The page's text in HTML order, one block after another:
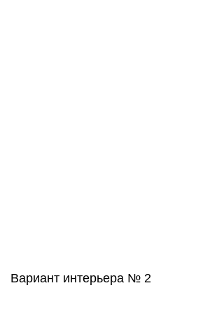
Вариант интерьера № 2